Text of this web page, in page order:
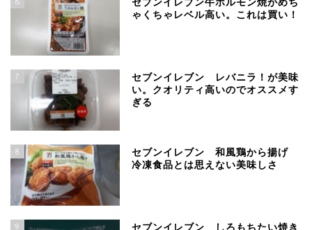
セブンイレブン牛ホルモン焼がめち
ゃくちゃレベル高い。これは買い！
7
セブンイレブン レバニラ！が美味
い。クオリティ高いのでオススメす
ぎる
8
セブンイレブン 和風鶏から揚げ
冷凍食品とは思えない美味しさ
9
セブンイレブン しろもちたい焼き